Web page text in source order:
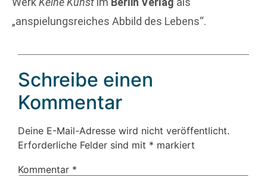
„anspielungsreiches Abbild des Lebens“.
Schreibe einen
Kommentar
Deine E-Mail-Adresse wird nicht veröffentlicht.
Erforderliche Felder sind mit * markiert
Kommentar *